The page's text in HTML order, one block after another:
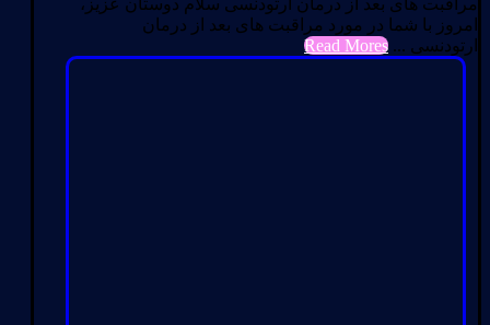
مراقبت های بعد از درمان ارتودنسی سلام دوستان عزیز،
امروز با شما در مورد مراقبت های بعد از درمان
ارتودنسی ... Read Mores